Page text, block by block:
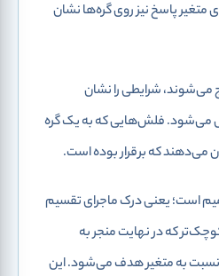
پاسخ نیز روی گره‌ها نشان
می‌شوند، شرایطی را نشان
می‌شود. فلش‌هایی که به یک گره
می‌دهند که برقرار بوده است.
است؛ یعنی درک ماجرای تقسیم
که در نهایت منجر به
نسبت به متغیر هدف می‌شود. این